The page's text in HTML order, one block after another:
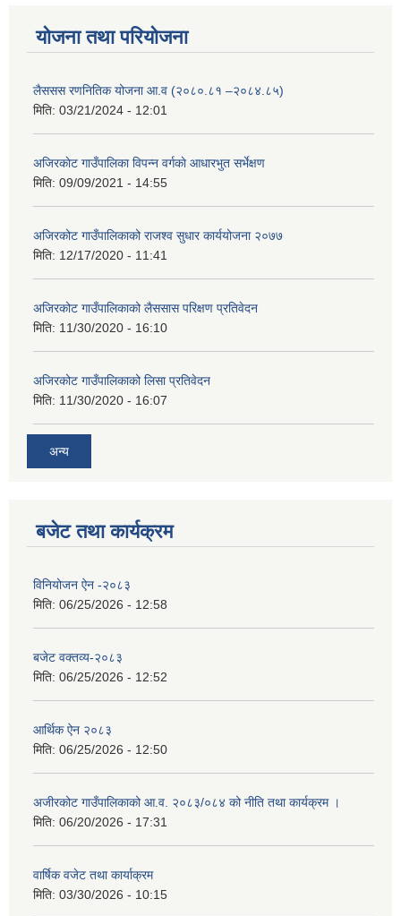
योजना तथा परियोजना
लैससस रणनितिक योजना आ.व (२०८०.८१ –२०८४.८५)
मिति: 03/21/2024 - 12:01
अजिरकाेट गाउँपालिका विपन्न वर्गकाे आधारभुत सर्भेक्षण
मिति: 09/09/2021 - 14:55
अजिरकोट गाउँपालिकाको राजश्व सुधार कार्ययोजना २०७७
मिति: 12/17/2020 - 11:41
अजिरकोट गाउँपालिकाको लैससास परिक्षण प्रतिवेदन
मिति: 11/30/2020 - 16:10
अजिरकोट गाउँपालिकाको लिसा प्रतिवेदन
मिति: 11/30/2020 - 16:07
अन्य
बजेट तथा कार्यक्रम
विनियोजन ऐन -२०८३
मिति: 06/25/2026 - 12:58
बजेट वक्तव्य-२०८३
मिति: 06/25/2026 - 12:52
आर्थिक ऐन २०८३
मिति: 06/25/2026 - 12:50
अजीरकोट गाउँपालिकाको आ.व. २०८३/०८४ को नीति तथा कार्यक्रम ।
मिति: 06/20/2026 - 17:31
वार्षिक वजेट तथा कार्याक्रम
मिति: 03/30/2026 - 10:15